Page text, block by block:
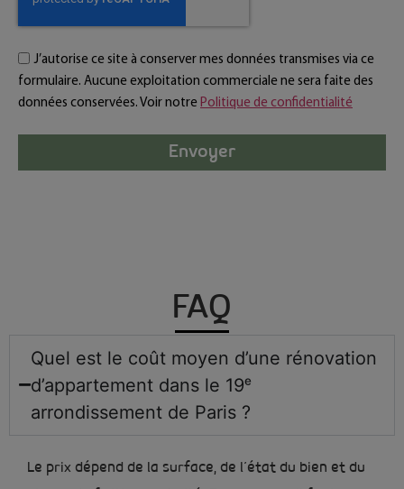
J’autorise ce site à conserver mes données transmises via ce
formulaire. Aucune exploitation commerciale ne sera faite des
données conservées. Voir notre Politique de confidentialité
Envoyer
FAQ
Quel est le coût moyen d’une rénovation
d’appartement dans le 19ᵉ
arrondissement de Paris ?
Le prix dépend de la surface, de l’état du bien et du